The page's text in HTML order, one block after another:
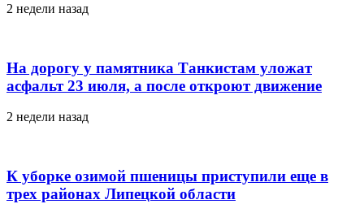
2 недели назад
На дорогу у памятника Танкистам уложат
асфальт 23 июля, а после откроют движение
2 недели назад
К уборке озимой пшеницы приступили еще в
трех районах Липецкой области